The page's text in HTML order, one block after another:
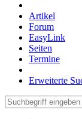
Artikel
Forum
EasyLink
Seiten
Termine
Erweiterte